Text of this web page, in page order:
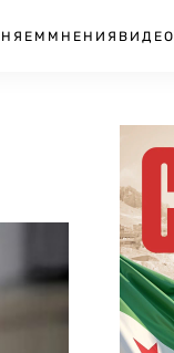
МНЕНИЯ ВИДЕО